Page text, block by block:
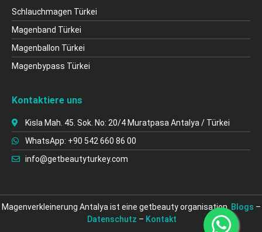
Schlauchmagen Türkei
Magenband Türkei
Magenballon Türkei
Magenbypass Türkei
Kontaktiere uns
Kisla Mah. 45. Sok. No: 20/4 Muratpasa Antalya / Türkei
WhatsApp: +90 542 660 86 00
info@getbeautyturkey.com
Magenverkleinerung Antalya ist eine getbeauty organisation. Blogs –
Datenschutz – Kontakt